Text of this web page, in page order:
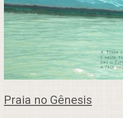
Praia no Gênesis